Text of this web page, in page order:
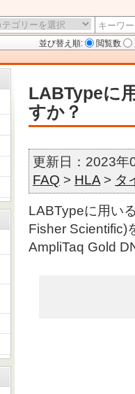
並び替え順: 閲覧数
LABTypeに
すか？
更新日：2023
FAQ > HLA > タ
LABTypeに用い
Fisher Scientific)
AmpliTaq Gold